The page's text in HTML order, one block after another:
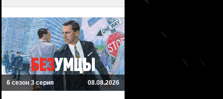
6 сезон 3 серия 08.08.2026